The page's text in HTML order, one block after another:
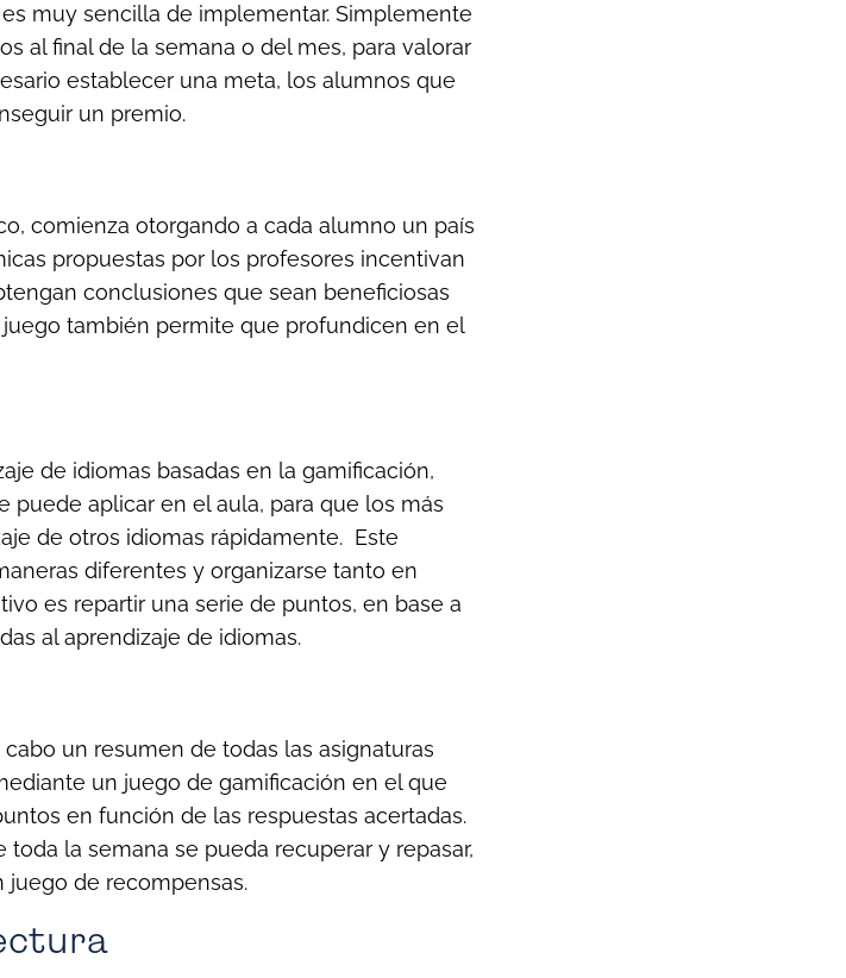
muy sencilla de implementar. Simplemente
al final de la semana o del mes, para valorar
establecer una meta, los alumnos que
un premio.
comienza otorgando a cada alumno un país
propuestas por los profesores incentivan
conclusiones que sean beneficiosas
juego también permite que profundicen en el
de idiomas basadas en la gamificación,
aplicar en el aula, para que los más
de otros idiomas rápidamente. Este
diferentes y organizarse tanto en
es repartir una serie de puntos, en base a
al aprendizaje de idiomas.
un resumen de todas las asignaturas
un juego de gamificación en el que
en función de las respuestas acertadas.
la semana se pueda recuperar y repasar,
juego de recompensas.